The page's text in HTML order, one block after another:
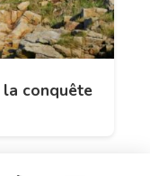
conquête